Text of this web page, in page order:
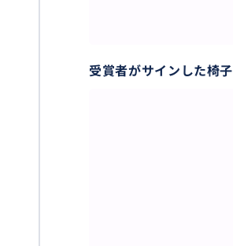
受賞者がサインした椅子